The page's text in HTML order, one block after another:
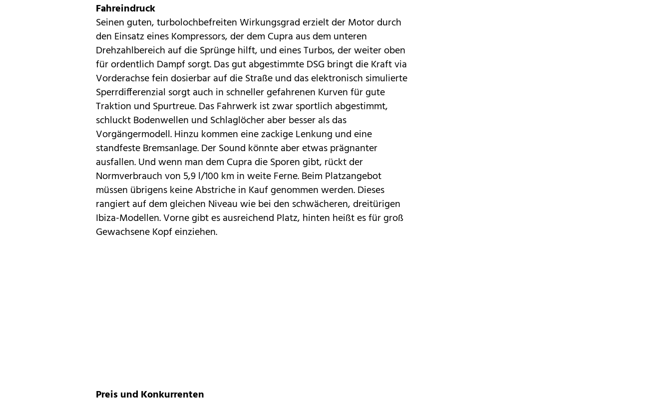
Fahreindruck
Seinen guten, turbolochbefreiten Wirkungsgrad erzielt der Motor durch
den Einsatz eines Kompressors, der dem Cupra aus dem unteren
Drehzahlbereich auf die Sprünge hilft, und eines Turbos, der weiter oben
für ordentlich Dampf sorgt. Das gut abgestimmte DSG bringt die Kraft via
Vorderachse fein dosierbar auf die Straße und das elektronisch simulierte
Sperrdifferenzial sorgt auch in schneller gefahrenen Kurven für gute
Traktion und Spurtreue. Das Fahrwerk ist zwar sportlich abgestimmt,
schluckt Bodenwellen und Schlaglöcher aber besser als das
Vorgängermodell. Hinzu kommen eine zackige Lenkung und eine
standfeste Bremsanlage. Der Sound könnte aber etwas prägnanter
ausfallen. Und wenn man dem Cupra die Sporen gibt, rückt der
Normverbrauch von 5,9 l/100 km in weite Ferne. Beim Platzangebot
müssen übrigens keine Abstriche in Kauf genommen werden. Dieses
rangiert auf dem gleichen Niveau wie bei den schwächeren, dreitürigen
Ibiza-Modellen. Vorne gibt es ausreichend Platz, hinten heißt es für groß
Gewachsene Kopf einziehen.
Preis und Konkurrenten